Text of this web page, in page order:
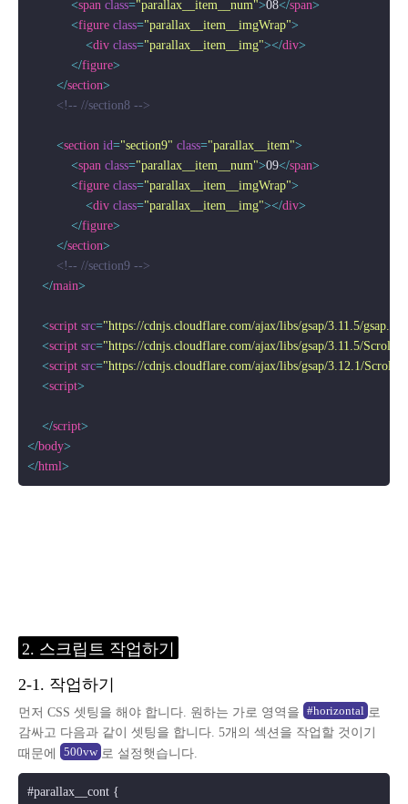
<span class="parallax__item__num">08</span>
<figure class="parallax__item__imgWrap">
<div class="parallax__item__img"></div>
</figure>
</section>
<!-- //section8 -->
<section id="section9" class="parallax__item">
<span class="parallax__item__num">09</span>
<figure class="parallax__item__imgWrap">
<div class="parallax__item__img"></div>
</figure>
</section>
<!-- //section9 -->
</main>
<script src="https://cdnjs.cloudflare.com/ajax/libs/gsap/3.11.5/
<script src="https://cdnjs.cloudflare.com/ajax/libs/gsap/3.11.5/
<script src="https://cdnjs.cloudflare.com/ajax/libs/gsap/3.12.1/
<script>
</script>
</body>
</html>
2. 스크립트 작업하기
2-1. 작업하기
먼저 CSS 셋팅을 해야 합니다. 원하는 가로 영역을 #horizontal 로
감싸고 다음과 같이 셋팅을 합니다. 5개의 섹션을 작업할 것이기
때문에
500vw 로 설정햇습니다.
#parallax__cont {